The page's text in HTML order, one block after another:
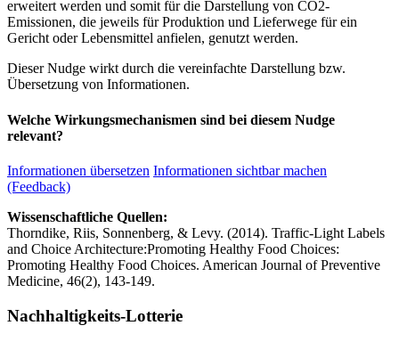
erweitert werden und somit für die Darstellung von CO2-
Emissionen, die jeweils für Produktion und Lieferwege für ein
Gericht oder Lebensmittel anfielen, genutzt werden.
Dieser Nudge wirkt durch die vereinfachte Darstellung bzw.
Übersetzung von Informationen.
Welche Wirkungsmechanismen sind bei diesem Nudge
relevant?
Informationen übersetzen Informationen sichtbar machen
(Feedback)
Wissenschaftliche Quellen:
Thorndike, Riis, Sonnenberg, & Levy. (2014). Traffic-Light Labels
and Choice Architecture:Promoting Healthy Food Choices:
Promoting Healthy Food Choices. American Journal of Preventive
Medicine, 46(2), 143-149.
Nachhaltigkeits-Lotterie